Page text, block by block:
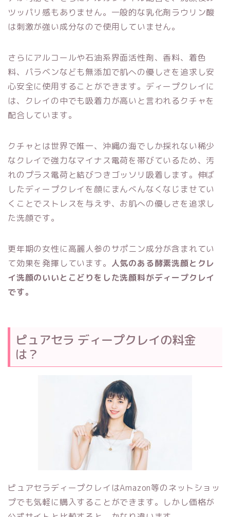
ツッパリ感もありません。 一般的な乳化剤ラウリン酸
は刺激が強い成分なので使用していません。
さらにアルコールや石油系界面活性剤、香料、 着色
料、 パラベンなども無添加で肌への優しさを追求し安
心安全に使用することができます。ディープクレイに
は、
クレイの中でも吸着力が高いと言われるクチャを
配合しています。
クチャとは世界で唯一、沖縄の海でしか採れない稀少
なクレイで強力なマイナス電荷を帯びているため、汚
れのプラス電荷と結びつきゴッソリ吸着します。伸ば
したディープクレイを顔にまんべんなくなじませてい
くことでストレスを与えず、お肌への優しさを追求し
た洗顔です。
更年期の女性に高麗人参のサポニン成分が含まれてい
て効果を発揮しています。 人気のある酵素洗顔とクレ
イ洗顔のいいとこどりをした洗顔料がディープクレイ
です。
ピュアセラ ディープクレイの料金
は？
ピュアセラディープクレイはAmazon等のネットショッ
プでも気軽に購入することができます。しかし価格が